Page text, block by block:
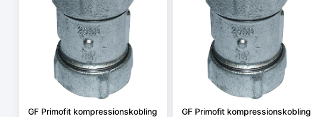
GF Primofit kompressionskobling
GF Primofit kompressionskobling